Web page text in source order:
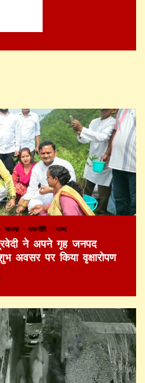
भाजपा राजनीति राज्य
ने अपने गृह जनपद
अवसर पर किया वृक्षारोपण